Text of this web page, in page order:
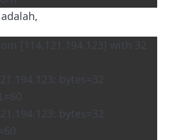
[114.121.194.123] with 32
bytes=32
bytes=32